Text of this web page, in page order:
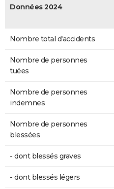
Données 2024
Nombre total d'accidents
Nombre de personnes
tuées
Nombre de personnes
indemnes
Nombre de personnes
blessées
- dont blessés graves
- dont blessés légers